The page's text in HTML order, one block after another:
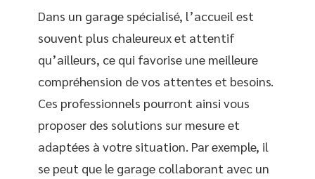
Dans un garage spécialisé, l’accueil est
souvent plus chaleureux et attentif
qu’ailleurs, ce qui favorise une meilleure
compréhension de vos attentes et besoins.
Ces professionnels pourront ainsi vous
proposer des solutions sur mesure et
adaptées à votre situation. Par exemple, il
se peut que le garage collaborant avec un